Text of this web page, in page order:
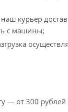
курьер
с машины;
— от 300 рублей